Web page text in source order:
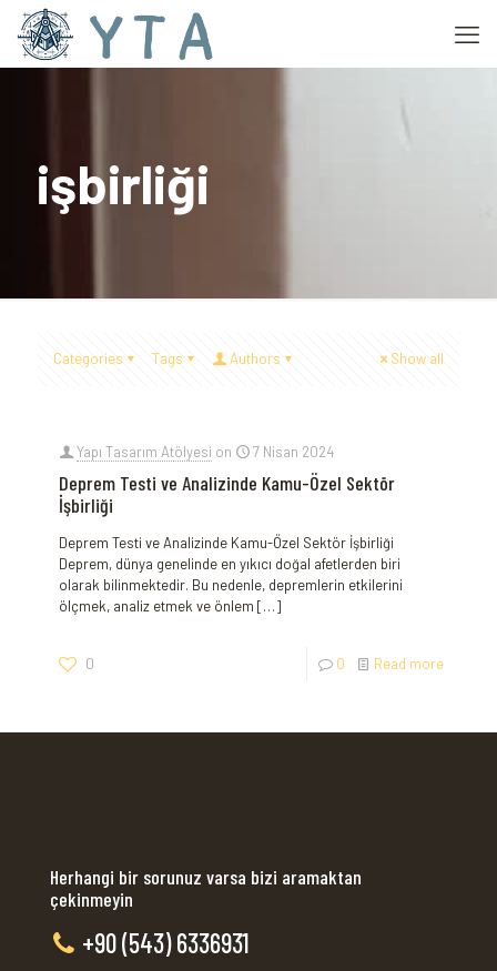
işbirliği
Categories Tags Authors Show all
Yapı Tasarım Atölyesi on 7 Nisan 2024
Deprem Testi ve Analizinde Kamu-Özel Sektör
İşbirliği
Deprem Testi ve Analizinde Kamu-Özel Sektör İşbirliği
Deprem, dünya genelinde en yıkıcı doğal afetlerden biri
olarak bilinmektedir. Bu nedenle, depremlerin etkilerini
ölçmek, analiz etmek ve önlem […]
0 0 Read more
Herhangi bir sorunuz varsa bizi aramaktan
çekinmeyin
+90 (543) 6336931